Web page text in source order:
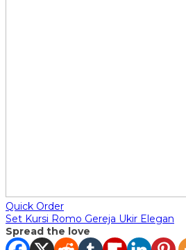
Quick Order
Set Kursi Romo Gereja Ukir Elegan
Spread the love